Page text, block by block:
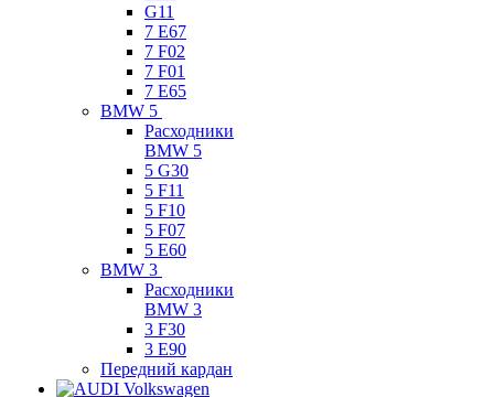
G11
7 Е67
7 F02
7 F01
7 E65
BMW 5
Расходники
BMW 5
5 G30
5 F11
5 F10
5 F07
5 E60
BMW 3
Расходники
BMW 3
3 F30
3 E90
Передний кардан